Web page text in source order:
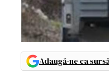
Adaugă-ne ca